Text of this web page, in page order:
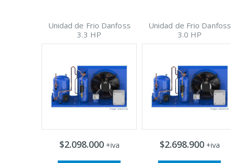
Unidad de Frio Danfoss
3.3 HP
$2.098.000+iva
Unidad de Frio Danfoss
3.0 HP
$2.698.900+iva